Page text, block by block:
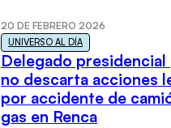
20 DE FEBRERO 2026
UNIVERSO AL DÍA
Delegado presidencial
no descarta acciones
por accidente de
gas en Renca